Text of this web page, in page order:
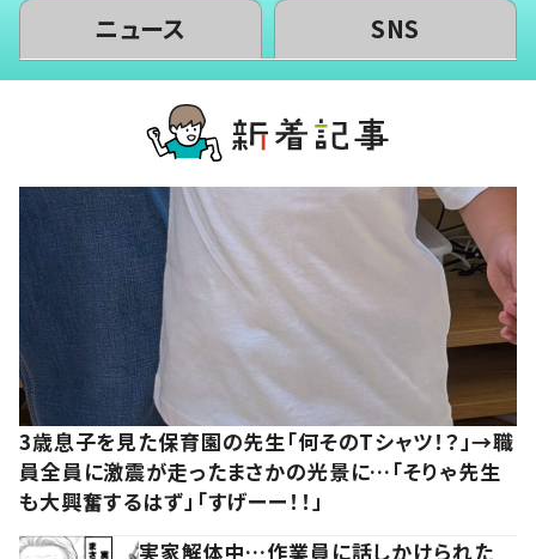
ニュース SNS
3歳息子を見た保育園の先生「何そのTシャツ！？」→職
員全員に激震が走ったまさかの光景に…「そりゃ先生
も大興奮するはず」「すげーー！！」
実家解体中…作業員に話しかけられた